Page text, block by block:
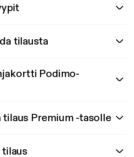
tilausta
Podimo-
Premium -tasolle